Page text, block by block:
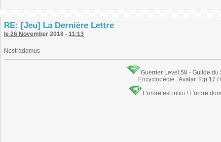
RE: [Jeu] La Dernière Lettre
le 26 November 2018 - 11:13
Nostradamus
Guerrier Level 58 - Guilde
Encyclopédie : Avatar Top 17 /
L'ordre est infini ! L'ordre